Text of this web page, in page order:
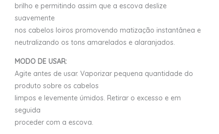
brilho e permitindo assim que a escova deslize
suavemente
nos cabelos loiros promovendo matização instantânea e
neutralizando os tons amarelados e alaranjados.
MODO DE USAR:
Agite antes de usar. Vaporizar pequena quantidade do
produto sobre os cabelos
limpos e levemente úmidos. Retirar o excesso e em
seguida
proceder com a escova.